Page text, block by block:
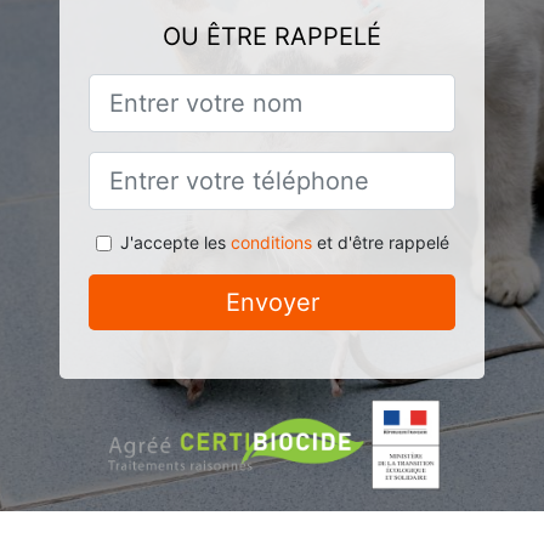
OU ÊTRE RAPPELÉ
J'accepte les conditionset d'être rappelé
Envoyer